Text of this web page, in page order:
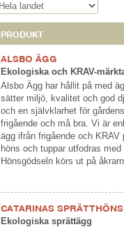
PRODUKT
ALSBO ÄGG
Ekologiska och KRAV-
Alsbo Ägg har hållit på med
sätter miljö, kvalitet och god
och en självklarhet för
frigående och må bra. Vi är
ägg ifrån frigående och KRAV
höns och tuppar utfodras
Hönsgödseln körs ut på
CATARINAS
Ekologiska sprättägg